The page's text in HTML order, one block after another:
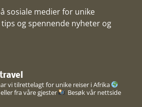
sosiale medier for unike
og spennende nyheter og
vi tilrettelagt for unike reiser i Afrika
fra våre gjester
Besøk vår nettside